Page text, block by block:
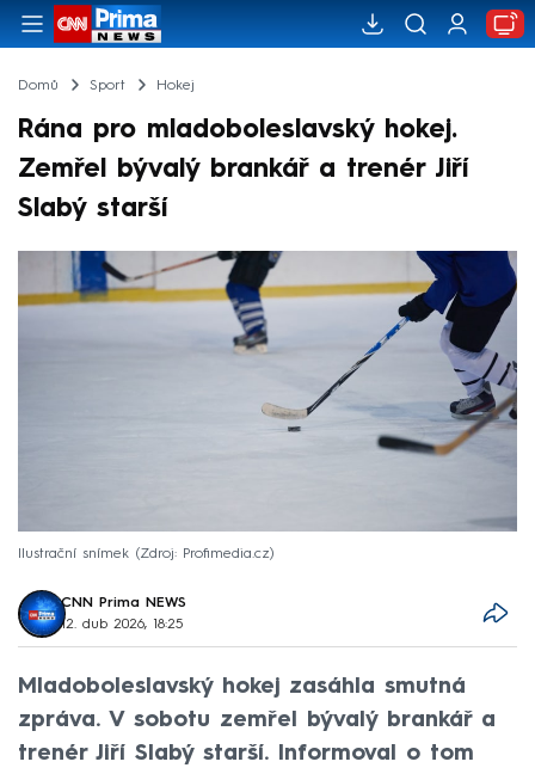
Domů Sport Hokej
Rána pro mladoboleslavský hokej.
Zemřel bývalý brankář a trenér Jiří
Slabý starší
Ilustrační snímek Zdroj: Profimedia.cz
CNN Prima NEWS
12. dub 2026, 18:25
Mladoboleslavský hokej zasáhla smutná
zpráva. V sobotu zemřel bývalý brankář a
trenér Jiří Slabý starší. Informoval o tom